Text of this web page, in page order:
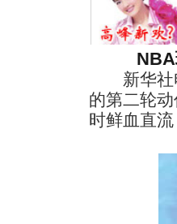
新华社电
的第二轮
时鲜血直